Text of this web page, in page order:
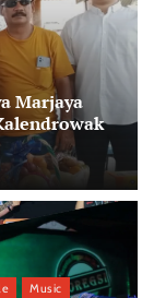
Marjaya
Music